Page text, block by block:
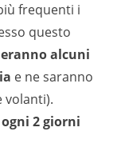
frequenti i
questo
alcuni
e ne saranno
volanti).
2 giorni